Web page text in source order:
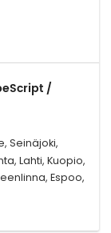
/
Seinäjoki,
Lahti, Kuopio,
Espoo,